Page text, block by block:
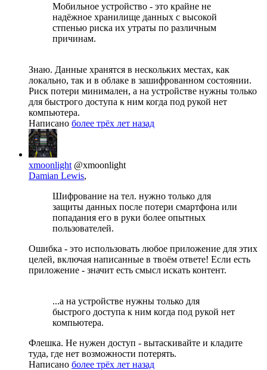
Мобильное устройство - это крайне не
надёжное хранилище данных с высокой
стпенью риска их утраты по различным
причинам.
Знаю. Данные хранятся в нескольких местах, как
локально, так и в облаке в зашифрованном состоянии.
Риск потери минимален, а на устройстве нужны только
для быстрого доступа к ним когда под рукой нет
компьютера.
Написано более трёх лет назад
xmoonlight @xmoonlight
Damian Lewis,
Шифрование на тел. нужно только для
защиты данных после потери смартфона или
попадания его в руки более опытных
пользователей.
Ошибка - это использовать любое приложение для этих
целей, включая написанные в твоём ответе! Если есть
приложение - значит есть смысл искать контент.
...а на устройстве нужны только для
быстрого доступа к ним когда под рукой нет
компьютера.
Флешка. Не нужен доступ - вытаскивайте и кладите
туда, где нет возможности потерять.
Написано более трёх лет назад